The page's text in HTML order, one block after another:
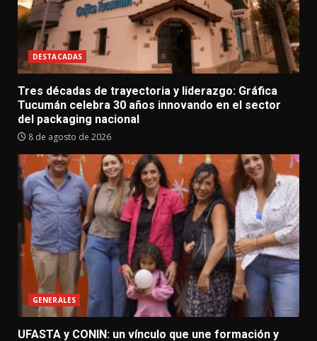
DESTACADAS
Tres décadas de trayectoria y liderazgo: Gráfica
Tucumán celebra 30 años innovando en el sector
del packaging nacional
8 de agosto de 2026
GENERALES
UFASTA y CONIN: un vínculo que une formación y